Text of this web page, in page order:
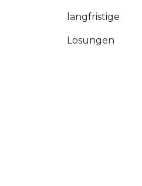
langfristige
Lösungen